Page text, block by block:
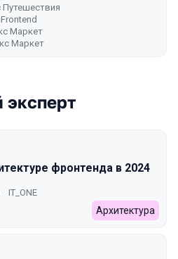
Путешествия
Маркет
Маркет
фронтенда в 2024
IT_ONE
Архитектура